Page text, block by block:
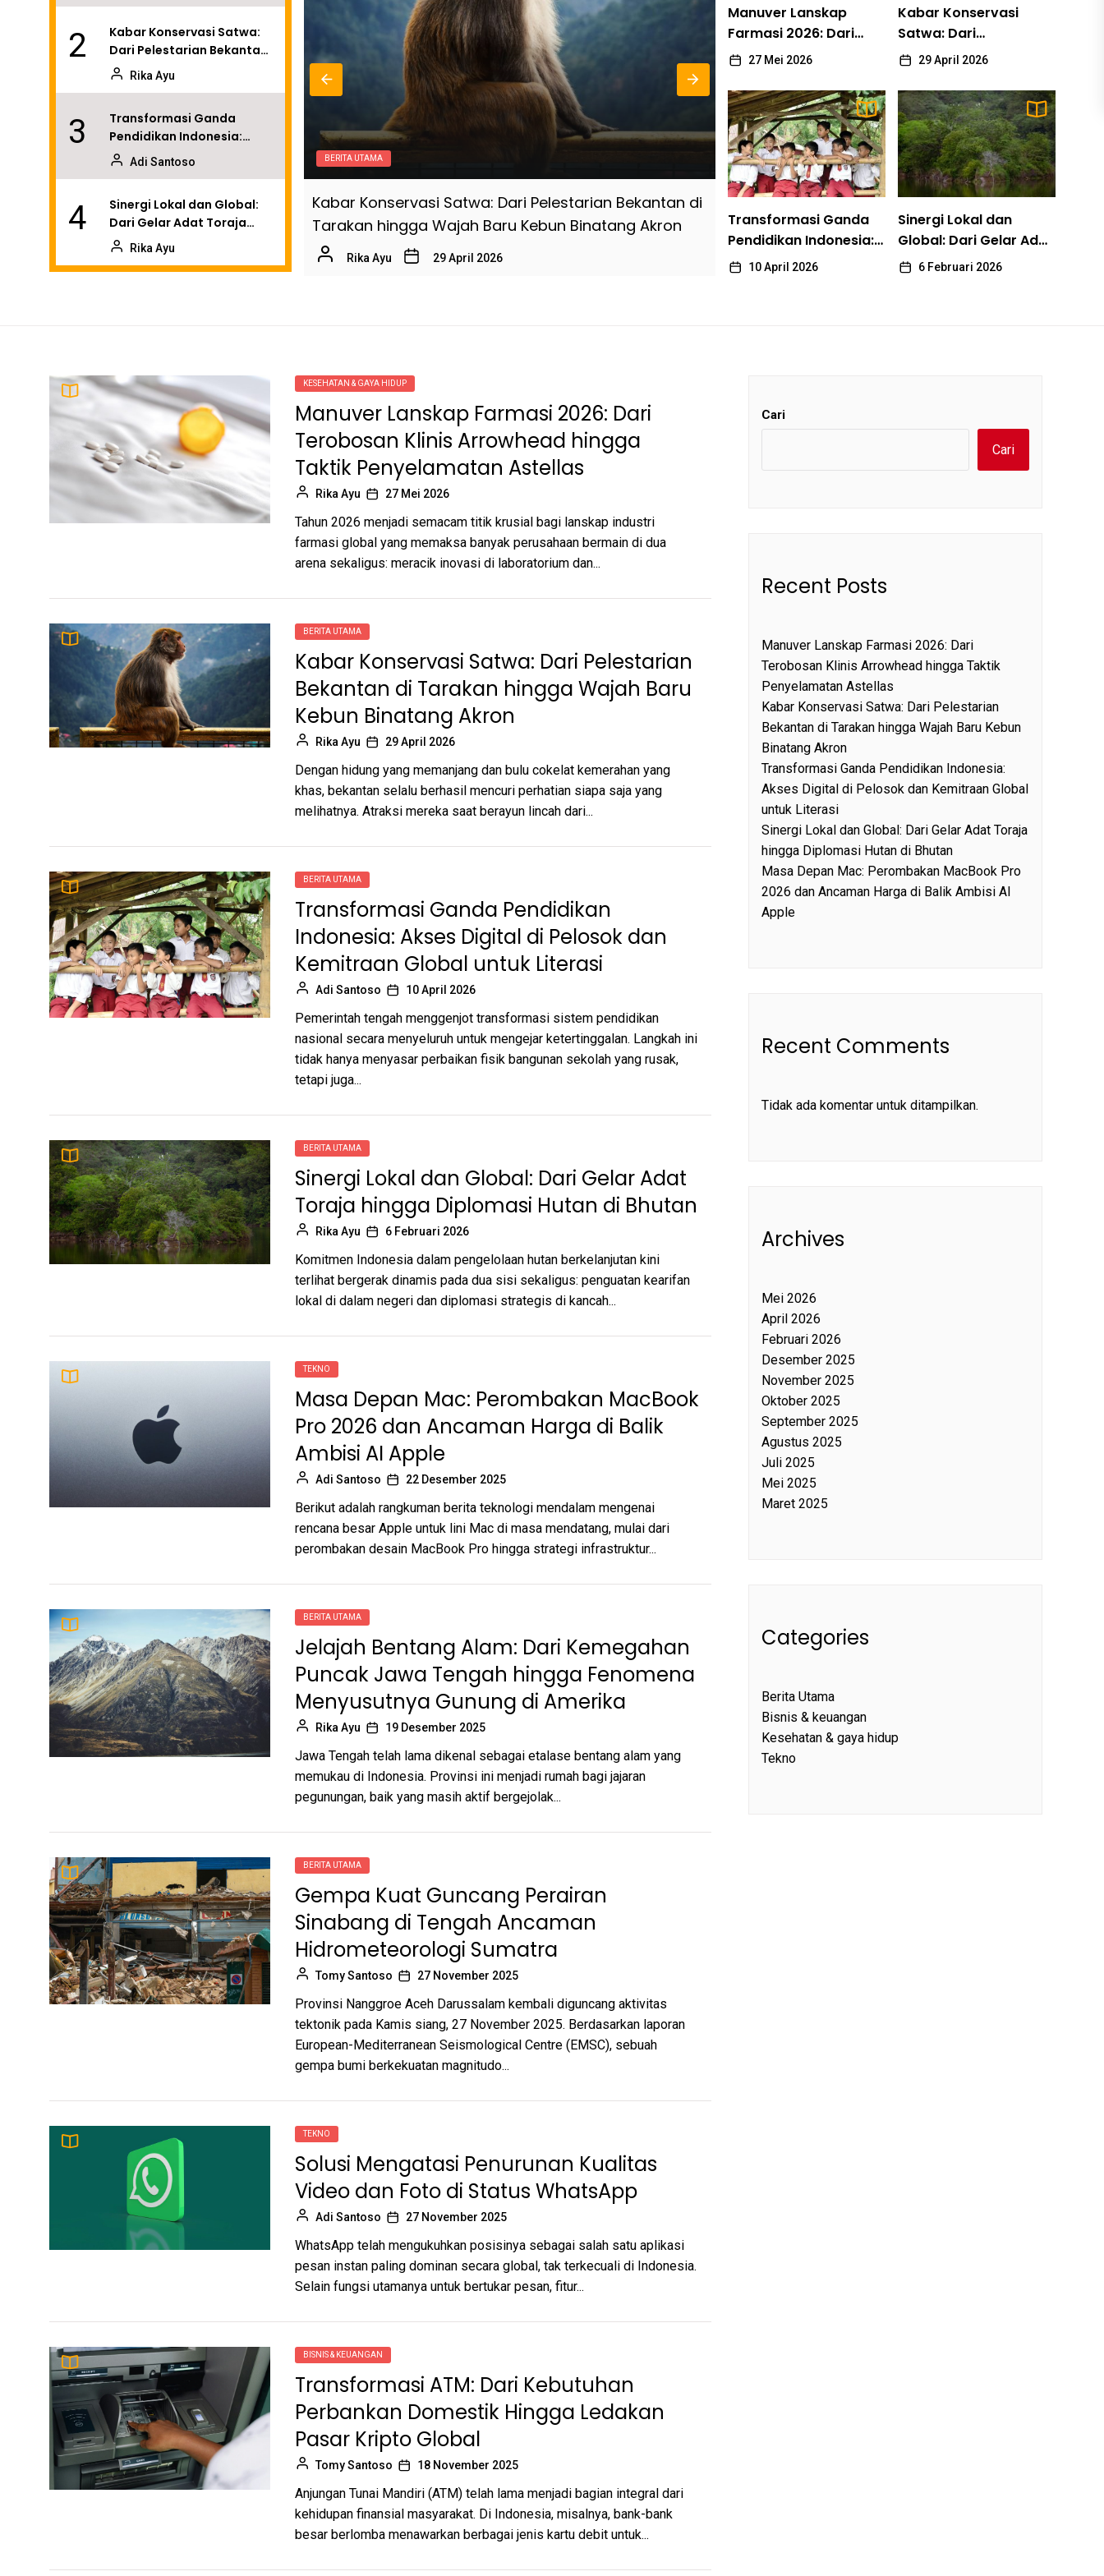
2
Kabar Konservasi Satwa:
Dari Pelestarian Bekantan
di Tarakan hingga Wajah
Baru Kebun Binatang
Rika Ayu
3
Transformasi Ganda
Pendidikan Indonesia:
Akses Digital di Pelosok
Adi Santoso
4
Sinergi Lokal dan Global:
Dari Gelar Adat Toraja
hingga Diplomasi Hutan di
Rika Ayu
6
Jelajah Bentang Alam: Dari
Kemegahan Puncak Jawa
Tengah hingga Fenomena
Menyusutnya Gunung di
Amerika
7
Gempa Kuat Guncang
Perairan Sinabang di
Tengah Ancaman
Hidrometeorologi
Tomy Santoso
WhatsApp
9
Transformasi ATM: Dari
Kebutuhan Perbankan
Domestik Hingga Ledakan
Pasar Kripto Global
Tomy Santoso
10 iOS 26.4: Inilah Fitur-Fitur
Baru yang Akan Hadir di
Klinis Arrowhead hingga
Astellas
2
Kabar Konservasi Satwa:
Dari Pelestarian Bekantan
di Tarakan hingga Wajah
Baru Kebun Binatang
Akron
Rika Ayu
3
Transformasi Ganda
Pendidikan Indonesia:
Akses Digital di Pelosok
5
Masa Depan Mac:
Perombakan MacBook Pro
2026 dan Ancaman Harga
di Balik Ambisi AI Apple
Adi Santoso
6
Jelajah Bentang Alam: Dari
Kemegahan Puncak Jawa
7
Tengah Ancaman
8
Solusi Mengatasi
Penurunan Kualitas Video
dan Foto di Status
WhatsApp
Adi Santoso
9
iOS 26.4: Inilah Fitur-Fitur
Farmasi 2026: Dari Terobosan Klinis
Taktik Penyelamatan Astellas
BERITA UTAMA
Kabar Konservasi Satwa: Dari Pelestarian Bekantan di
Tarakan hingga Wajah Baru Kebun Binatang Akron
Rika Ayu 29 April 2026
BERITA UTAMA
Transformasi Ganda Pendidikan Indonesia: Akses
Digital di Pelosok dan Kemitraan Global untuk
Manuver Lanskap
Farmasi 2026: Dari
Terobosan Klinis
Taktik Penyelamatan
Astellas
27 Mei 2026
Kabar Konservasi
Satwa: Dari
Pelestarian Bekantan
Wajah Baru Kebun
Binatang Akron
29 April 2026
Transformasi Ganda
Pendidikan Indonesia:
Akses Digital di
10 April 2026
Sinergi Lokal dan
Global: Dari Gelar Adat
Toraja hingga
6 Februari 2026
KESEHATAN & GAYA HIDUP
Manuver Lanskap Farmasi 2026: Dari
Terobosan Klinis Arrowhead hingga
Taktik Penyelamatan Astellas
Rika Ayu 27 Mei 2026
Tahun 2026 menjadi semacam titik krusial bagi lanskap industri
farmasi global yang memaksa banyak perusahaan bermain di dua
arena sekaligus: meracik inovasi di laboratorium dan...
BERITA UTAMA
Kabar Konservasi Satwa: Dari Pelestarian
Bekantan di Tarakan hingga Wajah Baru
Kebun Binatang Akron
Rika Ayu 29 April 2026
Dengan hidung yang memanjang dan bulu cokelat kemerahan yang
khas, bekantan selalu berhasil mencuri perhatian siapa saja yang
melihatnya. Atraksi mereka saat berayun lincah dari...
BERITA UTAMA
Transformasi Ganda Pendidikan
Indonesia: Akses Digital di Pelosok dan
Kemitraan Global untuk Literasi
Adi Santoso 10 April 2026
Pemerintah tengah menggenjot transformasi sistem pendidikan
nasional secara menyeluruh untuk mengejar ketertinggalan. Langkah ini
tidak hanya menyasar perbaikan fisik bangunan sekolah yang rusak,
tetapi juga...
BERITA UTAMA
Sinergi Lokal dan Global: Dari Gelar Adat
Toraja hingga Diplomasi Hutan di Bhutan
Rika Ayu 6 Februari 2026
Komitmen Indonesia dalam pengelolaan hutan berkelanjutan kini
terlihat bergerak dinamis pada dua sisi sekaligus: penguatan kearifan
lokal di dalam negeri dan diplomasi strategis di kancah...
TEKNO
Masa Depan Mac: Perombakan MacBook
Pro 2026 dan Ancaman Harga di Balik
Ambisi AI Apple
Adi Santoso 22 Desember 2025
Berikut adalah rangkuman berita teknologi mendalam mengenai
rencana besar Apple untuk lini Mac di masa mendatang, mulai dari
perombakan desain MacBook Pro hingga strategi infrastruktur...
BERITA UTAMA
Jelajah Bentang Alam: Dari Kemegahan
Puncak Jawa Tengah hingga Fenomena
Menyusutnya Gunung di Amerika
Rika Ayu 19 Desember 2025
Jawa Tengah telah lama dikenal sebagai etalase bentang alam yang
memukau di Indonesia. Provinsi ini menjadi rumah bagi jajaran
pegunungan, baik yang masih aktif bergejolak...
BERITA UTAMA
Gempa Kuat Guncang Perairan
Sinabang di Tengah Ancaman
Hidrometeorologi Sumatra
Tomy Santoso 27 November 2025
Provinsi Nanggroe Aceh Darussalam kembali diguncang aktivitas
tektonik pada Kamis siang, 27 November 2025. Berdasarkan laporan
European-Mediterranean Seismological Centre (EMSC), sebuah
gempa bumi berkekuatan magnitudo...
TEKNO
Solusi Mengatasi Penurunan Kualitas
Video dan Foto di Status WhatsApp
Adi Santoso 27 November 2025
WhatsApp telah mengukuhkan posisinya sebagai salah satu aplikasi
pesan instan paling dominan secara global, tak terkecuali di Indonesia.
Selain fungsi utamanya untuk bertukar pesan, fitur...
BISNIS & KEUANGAN
Transformasi ATM: Dari Kebutuhan
Perbankan Domestik Hingga Ledakan
Pasar Kripto Global
Tomy Santoso 18 November 2025
Anjungan Tunai Mandiri (ATM) telah lama menjadi bagian integral dari
kehidupan finansial masyarakat. Di Indonesia, misalnya, bank-bank
besar berlomba menawarkan berbagai jenis kartu debit untuk...
Cari
Cari
Recent Posts
Manuver Lanskap Farmasi 2026: Dari
Terobosan Klinis Arrowhead hingga Taktik
Penyelamatan Astellas
Kabar Konservasi Satwa: Dari Pelestarian
Bekantan di Tarakan hingga Wajah Baru Kebun
Binatang Akron
Transformasi Ganda Pendidikan Indonesia:
Akses Digital di Pelosok dan Kemitraan Global
untuk Literasi
Sinergi Lokal dan Global: Dari Gelar Adat Toraja
hingga Diplomasi Hutan di Bhutan
Masa Depan Mac: Perombakan MacBook Pro
2026 dan Ancaman Harga di Balik Ambisi AI
Apple
Recent Comments
Tidak ada komentar untuk ditampilkan.
Archives
Mei 2026
April 2026
Februari 2026
Desember 2025
November 2025
Oktober 2025
September 2025
Agustus 2025
Juli 2025
Mei 2025
Maret 2025
Categories
Berita Utama
Bisnis & keuangan
Kesehatan & gaya hidup
Tekno